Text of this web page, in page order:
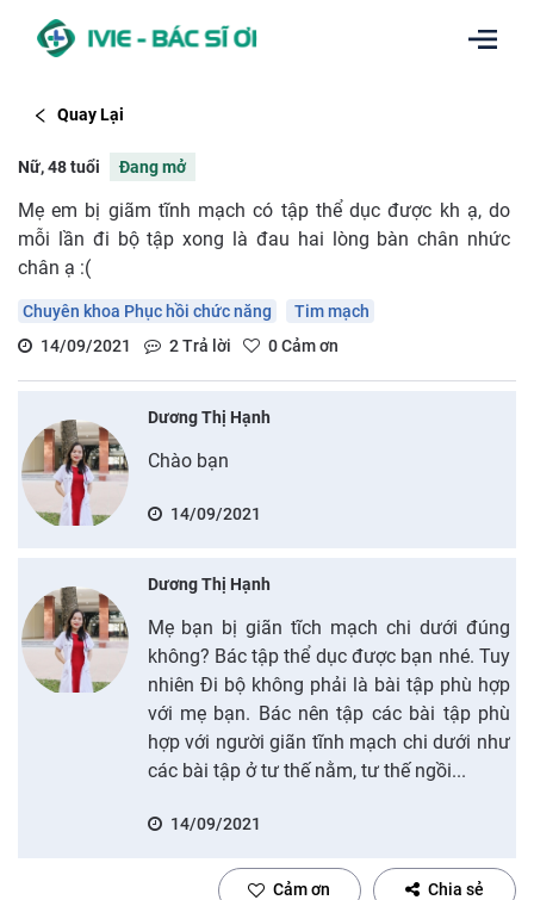
Quay Lại
Nữ, 48 tuổi Đang mở
Mẹ em bị giãm tĩnh mạch có tập thể dục được kh ạ, do
mỗi lần đi bộ tập xong là đau hai lòng bàn chân nhức
chân ạ :(
Chuyên khoa Phục hồi chức năng
Tim mạch
14/09/2021
2Trả lời 0Cảm ơn
Dương Thị Hạnh
Chào bạn
14/09/2021
Dương Thị Hạnh
Mẹ bạn bị giãn tĩch mạch chi dưới đúng
không? Bác tập thể dục được bạn nhé. Tuy
nhiên Đi bộ không phải là bài tập phù hợp
với mẹ bạn. Bác nên tập các bài tập phù
hợp với người giãn tĩnh mạch chi dưới như
các bài tập ở tư thế nằm, tư thế ngồi...
14/09/2021
Cảm ơn Chia sẻ